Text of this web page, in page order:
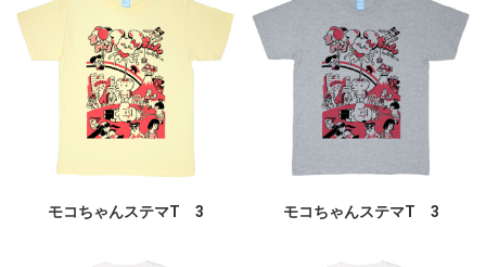
モコちゃんステマT 3 モコちゃんステマT 3